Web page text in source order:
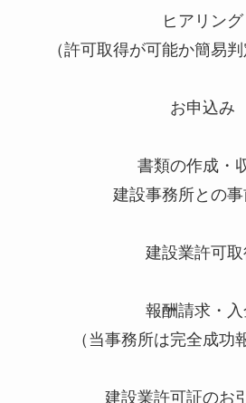
ヒアリング
（許可取得が可能か簡易
お申込み
書類の作成・
建設事務所との
建設業許可
報酬請求・入
（当事務所は完全成功
建設業許可証のお